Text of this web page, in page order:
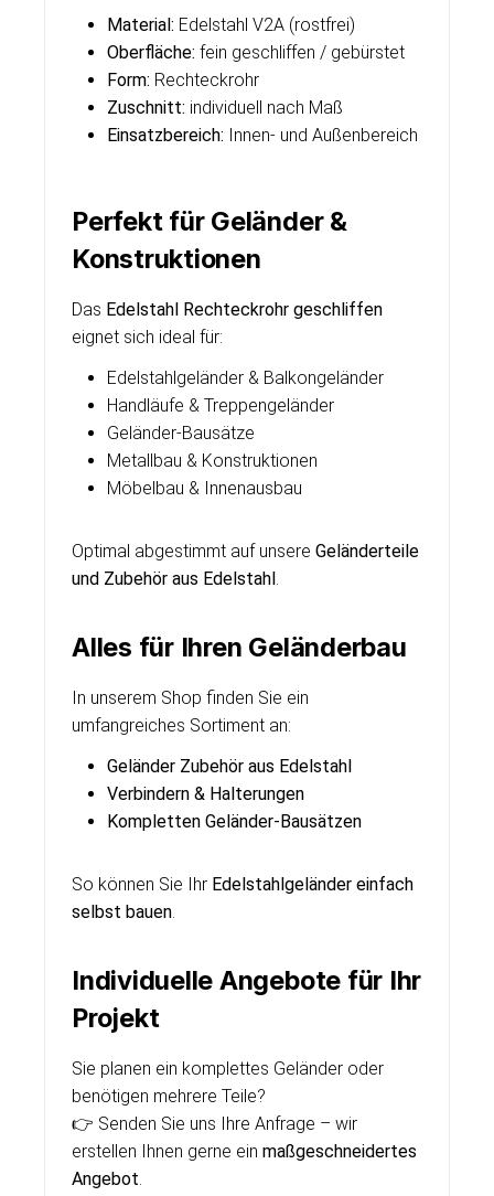
Material: Edelstahl V2A (rostfrei)
Oberfläche: fein geschliffen / gebürstet
Form: Rechteckrohr
Zuschnitt: individuell nach Maß
Einsatzbereich: Innen- und Außenbereich
Perfekt für Geländer &
Konstruktionen
Das Edelstahl Rechteckrohr geschliffen
eignet sich ideal für:
Edelstahlgeländer & Balkongeländer
Handläufe & Treppengeländer
Geländer-Bausätze
Metallbau & Konstruktionen
Möbelbau & Innenausbau
Optimal abgestimmt auf unsere Geländerteile
und Zubehör aus Edelstahl.
Alles für Ihren Geländerbau
In unserem Shop finden Sie ein
umfangreiches Sortiment an:
Geländer Zubehör aus Edelstahl
Verbindern & Halterungen
Kompletten Geländer-Bausätzen
So können Sie Ihr Edelstahlgeländer einfach
selbst bauen.
Individuelle Angebote für Ihr
Projekt
Sie planen ein komplettes Geländer oder
benötigen mehrere Teile?
👉 Senden Sie uns Ihre Anfrage – wir
erstellen Ihnen gerne ein maßgeschneidertes
Angebot.